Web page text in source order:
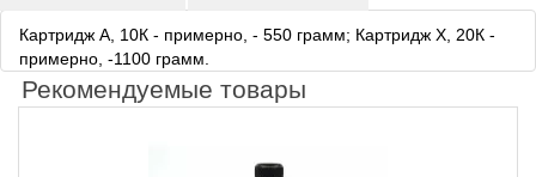
Картридж А, 10К - примерно, - 550 грамм; Картридж Х, 20К -
примерно, -1100 грамм.
Рекомендуемые товары